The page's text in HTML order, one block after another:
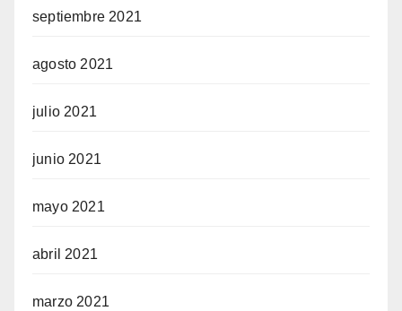
septiembre 2021
agosto 2021
julio 2021
junio 2021
mayo 2021
abril 2021
marzo 2021